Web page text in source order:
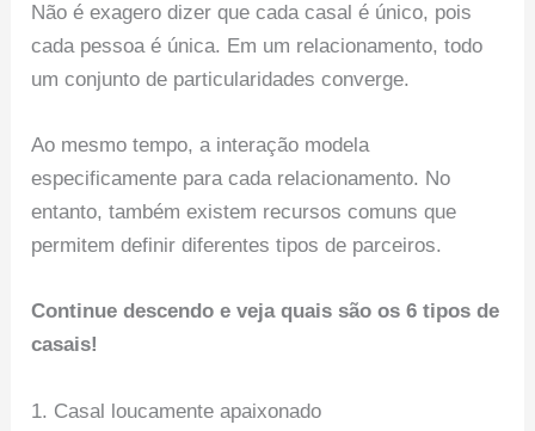
Não é exagero dizer que cada casal é único, pois
cada pessoa é única. Em um relacionamento, todo
um conjunto de particularidades converge.
Ao mesmo tempo, a interação modela
especificamente para cada relacionamento. No
entanto, também existem recursos comuns que
permitem definir diferentes tipos de parceiros.
Continue descendo e veja quais são os 6 tipos de
casais!
1. Casal loucamente apaixonado